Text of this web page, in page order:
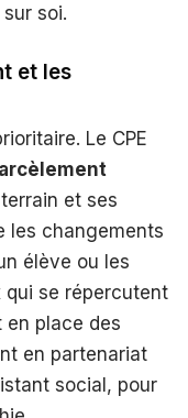
soi.
et les
Le CPE
et ses
les changements
élève ou les
qui se répercutent
en place des
en partenariat
social, pour